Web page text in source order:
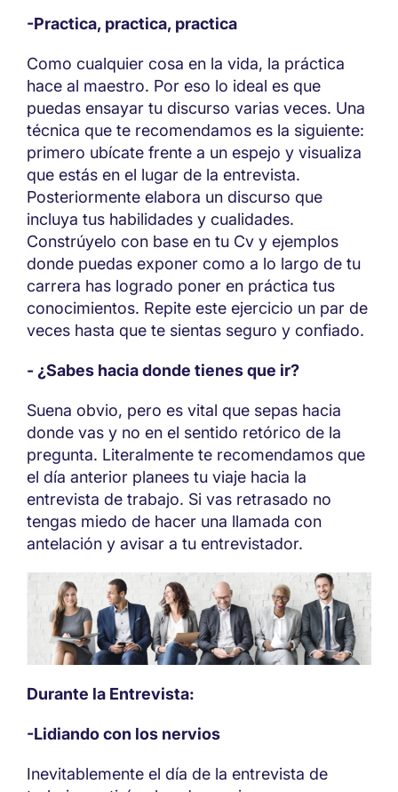
-Practica, practica, practica
Como cualquier cosa en la vida, la práctica
hace al maestro. Por eso lo ideal es que
puedas ensayar tu discurso varias veces. Una
técnica que te recomendamos es la siguiente:
primero ubícate frente a un espejo y visualiza
que estás en el lugar de la entrevista.
Posteriormente elabora un discurso que
incluya tus habilidades y cualidades.
Constrúyelo con base en tu Cv y ejemplos
donde puedas exponer como a lo largo de tu
carrera has logrado poner en práctica tus
conocimientos. Repite este ejercicio un par de
veces hasta que te sientas seguro y confiado.
- ¿Sabes hacia donde tienes que ir?
Suena obvio, pero es vital que sepas hacia
donde vas y no en el sentido retórico de la
pregunta. Literalmente te recomendamos que
el día anterior planees tu viaje hacia la
entrevista de trabajo. Si vas retrasado no
tengas miedo de hacer una llamada con
antelación y avisar a tu entrevistador.
Durante la Entrevista:
-Lidiando con los nervios
Inevitablemente el día de la entrevista de